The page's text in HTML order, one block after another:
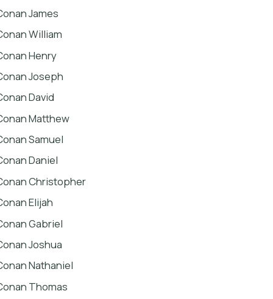
James
William
Henry
Joseph
David
Matthew
Samuel
Daniel
Christopher
Elijah
Gabriel
Joshua
Nathaniel
Thomas